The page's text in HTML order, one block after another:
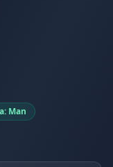
Man